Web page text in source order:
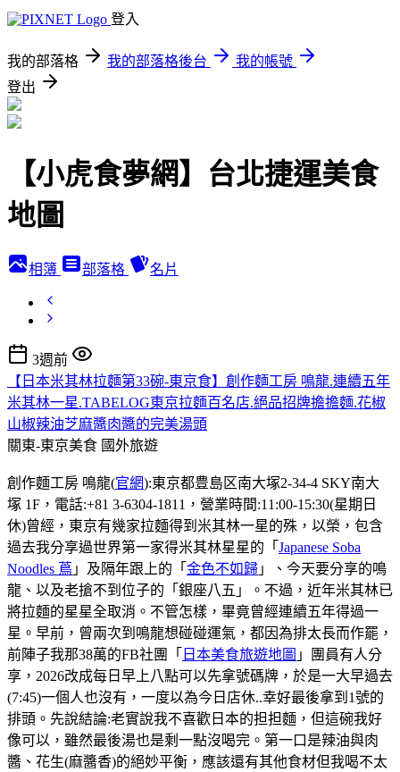
登入
我的部落格 我的部落格後台
我的帳號
登出
【小虎食夢網】台北捷運美食
地圖
相簿 部落格 名片
3週前
【日本米其林拉麵第33碗-東京食】創作麵工房 鳴龍.連續五年
米其林一星.TABELOG東京拉麵百名店.絕品招牌擔擔麵.花椒
山椒辣油芝麻醬肉醬的完美湯頭
關東-東京美食 國外旅遊
創作麵工房 鳴龍(官網):東京都豊島区南大塚2-34-4 SKY南大
塚 1F，電話:+81 3-6304-1811，營業時間:11:00-15:30(星期日
休)曾經，東京有幾家拉麵得到米其林一星的殊，以榮，包含
過去我分享過世界第一家得米其林星星的「 Japanese Soba
Noodles 蔦 」及隔年跟上的「 金色不如歸 」、今天要分享的鳴
龍、以及老搶不到位子的「銀座八五」。不過，近年米其林已
將拉麵的星星全取消。不管怎樣，畢竟曾經連續五年得過一
星。早前，曾兩次到鳴龍想碰碰運氣，都因為排太長而作罷，
前陣子我那38萬的FB社團「 日本美食旅遊地圖 」團員有人分
享，2026改成每日早上八點可以先拿號碼牌，於是一大早過去
(7:45)一個人也沒有，一度以為今日店休..幸好最後拿到1號的
排頭。先說結論:老實說我不喜歡日本的担担麵，但這碗我好
像可以，雖然最後湯也是剩一點沒喝完。第一口是辣油與肉
醬、花生(麻醬香)的絕妙平衡，應該還有其他食材但我喝不太